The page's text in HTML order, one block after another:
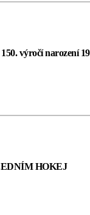
výročí narození
HOKEJ